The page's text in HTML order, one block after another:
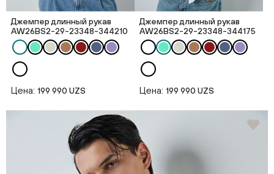
Джемпер длинный рукав
AW26BS2-29-23348-344210
Цена: 199 990 UZS
Джемпер длинный рукав
AW26BS2-29-23348-344175
Цена: 199 990 UZS